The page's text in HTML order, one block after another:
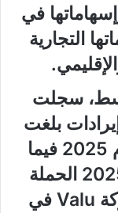
في
التجارية
سجلت
بلغت
2025 فيما
الحملة
Valu في